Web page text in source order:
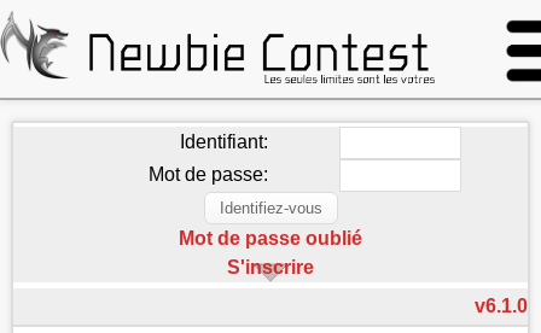
Identifiant:
Mot de passe:
Mot de passe oublié
S'inscrire
v6.1.0